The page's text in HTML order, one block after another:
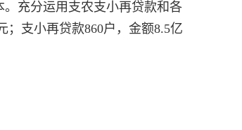
充分运用支农支小再贷款和各
；支小再贷款860户，金额8.5亿